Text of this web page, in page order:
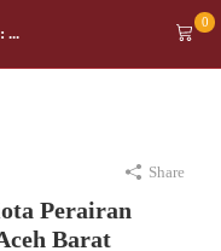
...
0
Perairan
Barat
Share